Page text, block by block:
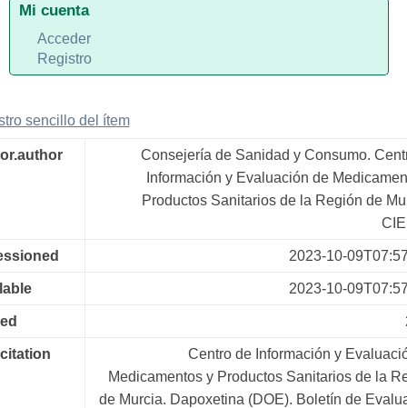
sencillo del ítem
Consejería de Sanidad y Consumo.
Información y Evaluación de
Productos Sanitarios de la Región de
2023-10-
2023-10-
Centro de Información y
Medicamentos y Productos Sanitarios de la
de Murcia. Dapoxetina (DOE). Boletín de
Mi cuenta
Acceder
Registro